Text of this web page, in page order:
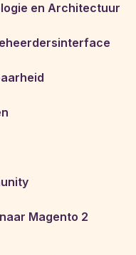
en Architectuur
Magento 2